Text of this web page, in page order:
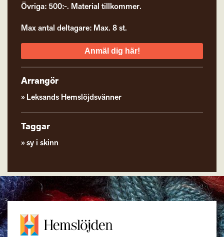
Övriga: 500:-. Material tillkommer.
Max antal deltagare: Max. 8 st.
Anmäl dig här!
Arrangör
Leksands Hemslöjdsvänner
Taggar
sy i skinn